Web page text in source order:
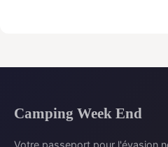
Camping Week End